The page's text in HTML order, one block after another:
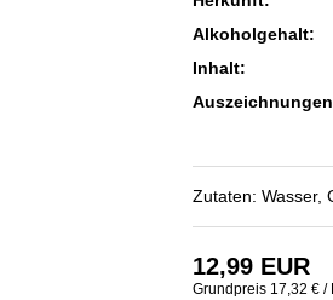
Alkoholgehalt:
Inhalt:
Zutaten: Wasser,
12,99 EUR
Grundpreis 17,32 € /